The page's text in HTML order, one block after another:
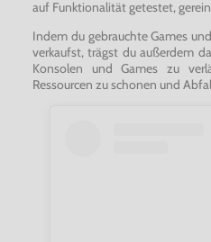
auf Funktionalität getestet,
Indem du gebrauchte Games
verkaufst, trägst du außerdem
Konsolen und Games zu
Ressourcen zu schonen und